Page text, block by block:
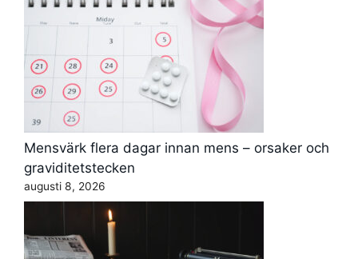
Mensvärk flera dagar innan mens – orsaker och
graviditetstecken
augusti 8, 2026